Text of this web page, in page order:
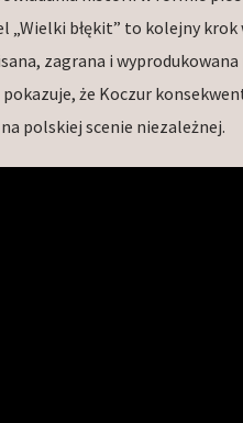
„Wielki błękit” to kolejny
zagrana i
że Koczur
polskiej scenie niezależnej.